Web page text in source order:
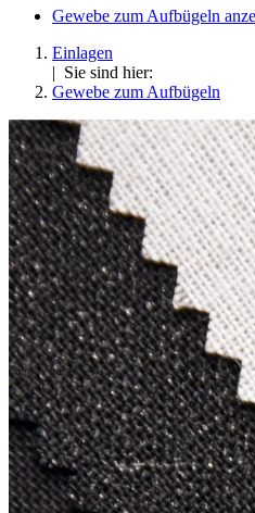
Gewebe zum Aufbügeln
Einlagen
| Sie sind hier:
Gewebe zum Aufbügeln